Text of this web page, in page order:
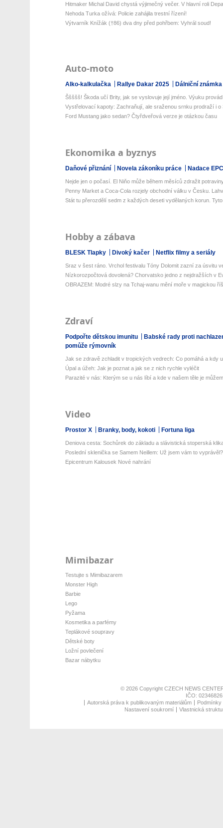
Hitmaker Michal David chystá výjimečný večer. V hlavní roli
Nehoda Turka ožívá: Policie zahájila trestní řízení!
Výtvarník Knížák (†86) dva dny před pohřbem: Vyhrál soud!
Auto-moto
Alko-kalkulačka Rallye Dakar 2025 Dálniční známka
Ššššš! Škoda učí Brity, jak se vyslovuje její jméno. Výuku
Vystřelovací kapoty: Zachraňují, ale sraženou srnku prodraží i o
Ford Mustang jako sedan? Čtyřdveřová verze je otázkou času
Ekonomika a byznys
Daňové přiznání Novela zákoníku práce Nadace
Nejde jen o počasí. El Niňo může během měsíců zdražit
Penny Market a Coca-Cola rozjely obchodní válku v Česku.
Stát tu přerozdělí sedm z každých deseti vydělaných korun.
Hobby a zábava
BLESK Tlapky Divoký kačer Netflix filmy a seriály
Sraz v šest ráno. Vrchol festivalu Tóny Dolomit zazní za úsvitu
Nízkorozpočtová dovolená? Chorvatsko jedno z nejdražších v
OBRAZEM: Modré slzy na Tchaj-wanu mění moře v magickou
Zdraví
Podpořte dětskou imunitu
Babské rady proti
pomůže rýmovník
Jak se zdravě zchladit v tropických vedrech: Co pomáhá a kdy
Úpal a úžeh: Jak je poznat a jak se z nich rychle vyléčit
Parazité v nás: Kterým se u nás líbí a kde v našem těle je
Video
Prostor X Branky, body, kokoti Fortuna liga
Deniova cesta: Sochůrek do základu a slávistická stoperská
Poslední sklenička se Samem Neillem: Už jsem vám to vyprávěl?
Epicentrum Kalousek Nové nahrání
Mimibazar
Testujte s Mimibazarem
Monster High
Barbie
Lego
Pyžama
Kosmetika a parfémy
Teplákové soupravy
Dětské boty
Ložní povlečení
Bazar nábytku
© 2026 Copyright CZECH NEWS
IČO:
Autorská práva k publikovaným materiálům
Nastavení soukromí
Vlastnická